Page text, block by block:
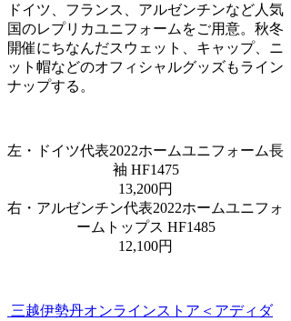
ドイツ、フランス、アルゼンチンなど人気
国のレプリカユニフォームをご用意。秋冬
開催にちなんだスウェット、キャップ、ニ
ット帽などのオフィシャルグッズもライン
ナップする。
左・ドイツ代表2022ホームユニフォーム長
袖 HF1475
13,200円
右・アルゼンチン代表2022ホームユニフォ
ームトップス HF1485
12,100円
三越伊勢丹オンラインストア＜アディダ